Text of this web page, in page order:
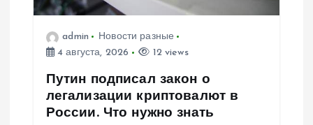
admin
Новости разные
4 августа, 2026
12 views
Путин подписал закон о
легализации криптовалют в
России. Что нужно знать